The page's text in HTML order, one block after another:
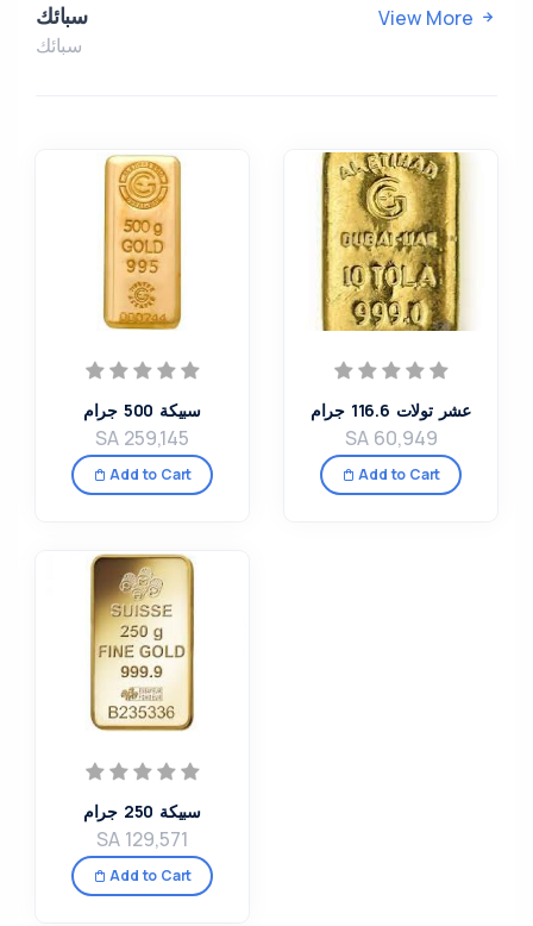
سبائك
سبائك
View More
سبيكة 500 جرام
SA 259,145
Add to Cart
عشر تولات 116.6 جرام
SA 60,949
Add to Cart
سبيكة 250 جرام
SA 129,571
Add to Cart